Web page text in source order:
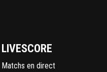
LIVESCORE
Matchs en direct